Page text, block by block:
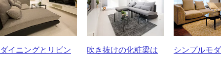
ダイニングとリビン
吹き抜けの化粧梁は
シンプルモ